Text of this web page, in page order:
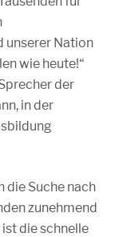
unserer Nation
wie heute!“
der
in der
die Suche nach
zunehmend
die schnelle